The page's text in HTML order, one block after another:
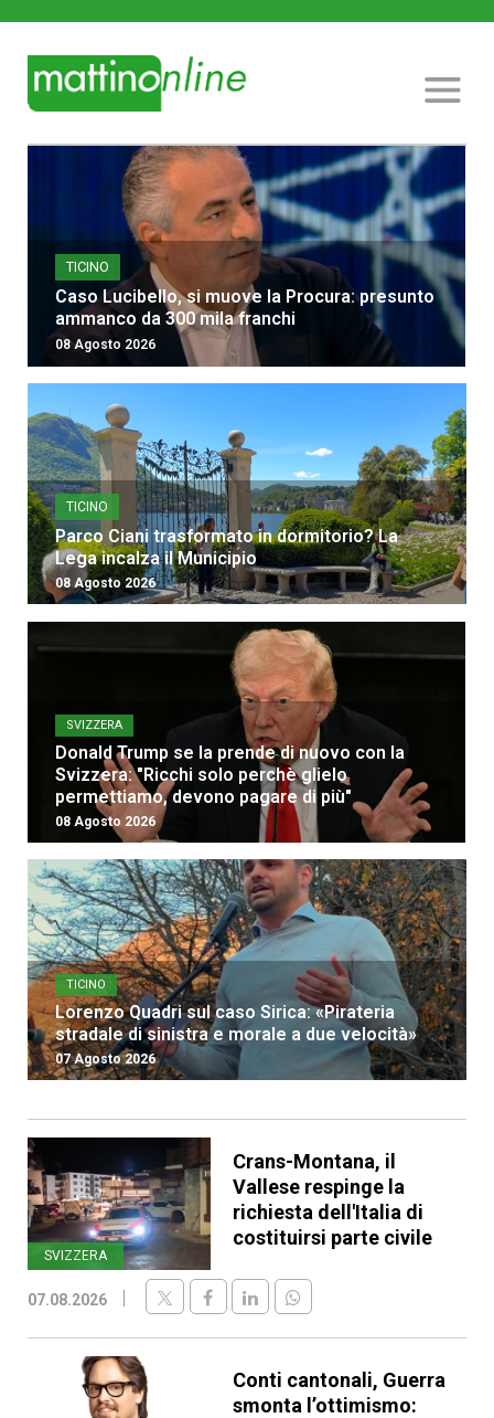
TICINO
Caso Lucibello, si muove la Procura: presunto
ammanco da 300 mila franchi
08 Agosto 2026
TICINO
Parco Ciani trasformato in dormitorio? La
Lega incalza il Municipio
08 Agosto 2026
SVIZZERA
Donald Trump se la prende di nuovo con la
Svizzera: "Ricchi solo perchè glielo
permettiamo, devono pagare di più"
08 Agosto 2026
TICINO
Lorenzo Quadri sul caso Sirica: «Pirateria
stradale di sinistra e morale a due velocità»
07 Agosto 2026
SVIZZERA
Crans-Montana, il
Vallese respinge la
richiesta dell'Italia di
costituirsi parte civile
07.08.2026
Conti cantonali, Guerra
smonta l’ottimismo: